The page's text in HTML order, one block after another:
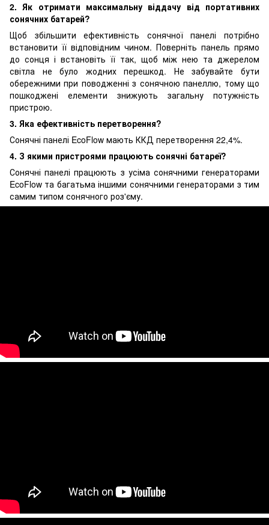
2. Як отримати максимальну віддачу від портативних
сонячних батарей?
Щоб збільшити ефективність сонячної панелі потрібно
встановити її відповідним чином. Поверніть панель прямо
до сонця і встановіть її так, щоб між нею та джерелом
світла не було жодних перешкод. Не забувайте бути
обережними при поводженні з сонячною панеллю, тому що
пошкоджені елементи знижують загальну потужність
пристрою.
3. Яка ефективність перетворення?
Сонячні панелі EcoFlow мають ККД перетворення 22,4%.
4. З якими пристроями працюють сонячні батареї?
Сонячні панелі працюють з усіма сонячними генераторами
EcoFlow та багатьма іншими сонячними генераторами з тим
самим типом сонячного роз'єму.